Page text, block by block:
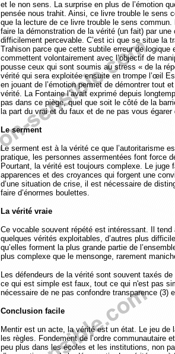
et le non sens. La surprise en plus de l’émotion
pensée nous trahit. Ainsi, ce livre trouble le sens
que la lecture de ce livre trouble le sens
faire la démonstration de la vérité (un fait) par
difficilement percevable. C’est ici que se situe la
Trahison parce que cette subtile erreur de
commettent volontairement avec l’objectif de
pousse ceux qui sont soumis au stress « de la
vérité qui sera exploitée ensuite en trompe l’œil
en jouant de l’émotion permet de démontrer tout
vérité. La Fontaine l’avait exprimé depuis
pas dans ce piège, quel que soit le côté de la
la part du vrai et du faux et de ne pas vous
Le serment
Le serment est à la vérité ce que l’autoritarisme
pratique, les personnes assermentées font force
Pourtant, la vérité est toujours complexe. Le
apparences et des croyances qui forgent une
d’une situation de crise, il est nécessaire de
faire d’énormes boulettes.
La vérité vraie
Ce vocable souvent répété est intéressant. Il
quelques vérités exploitables, d’autres plus
qu’elles forment la plus grande partie de
plus complexe que le mensonge, rarement
Les défendeurs de la vérité sont souvent taxés
ce qui est simple est faux, tout ce qui n'est pas
nécessaire de ne pas confondre transparence (3)
Conclusion facile
Mentir est un acte, la vérité est un état. Le jeu de
les règles. Fondement de l’ordre communautaire
peu plus dans les écoles et les institutions, non